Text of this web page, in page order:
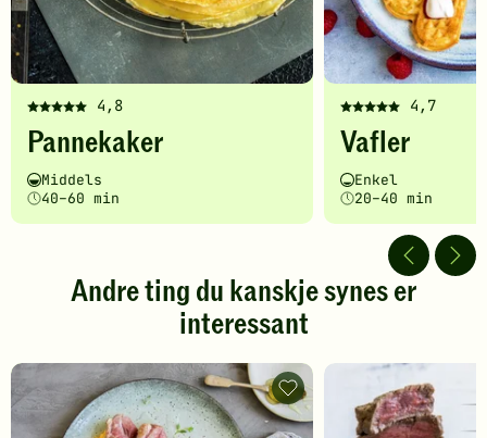
4,8
Denne
oppskriften
fått
5
av
stjerner.
gi
din
vurdering.
Pannekaker
Vanskelighetsgrad
Middels
Tilberedningstid
40–60 min
4,7
Denne
oppskriften
fått
5
av
stjerner.
Klikk
gi
vurdering.
Vafler
Vanskelighetsgrad
Enkel
Tilberedningstid
20–40 min
Andre ting du kanskje synes er
interessant
Steke-
og
koketips